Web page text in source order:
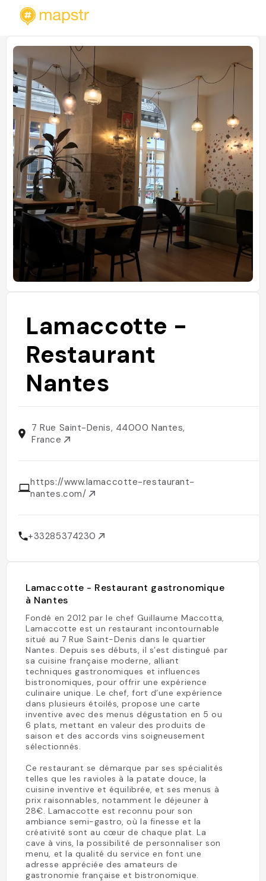
Lamaccotte -
Restaurant
Nantes
7 Rue Saint-Denis, 44000 Nantes,
France
https://www.lamaccotte-restaurant-
nantes.com/
+33285374230
Lamaccotte - Restaurant gastronomique
à Nantes
Fondé en 2012 par le chef Guillaume Maccotta,
Lamaccotte est un restaurant incontournable
situé au 7 Rue Saint-Denis dans le quartier
Nantes. Depuis ses débuts, il s’est distingué par
sa cuisine française moderne, alliant
techniques gastronomiques et influences
bistronomiques, pour offrir une expérience
culinaire unique. Le chef, fort d’une expérience
dans plusieurs étoilés, propose une carte
inventive avec des menus dégustation en 5 ou
6 plats, mettant en valeur des produits de
saison et des accords vins soigneusement
sélectionnés.
Ce restaurant se démarque par ses spécialités
telles que les ravioles à la patate douce, la
cuisine inventive et équilibrée, et ses menus à
prix raisonnables, notamment le déjeuner à
28€. Lamaccotte est reconnu pour son
ambiance semi-gastro, où la finesse et la
créativité sont au cœur de chaque plat. La
cave à vins, la possibilité de personnaliser son
menu, et la qualité du service en font une
adresse appréciée des amateurs de
gastronomie française et bistronomique.